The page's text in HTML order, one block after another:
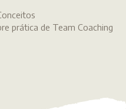
prática de Team Coaching